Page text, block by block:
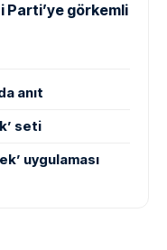
Parti’ye görkemli
anıt
seti
uygulaması